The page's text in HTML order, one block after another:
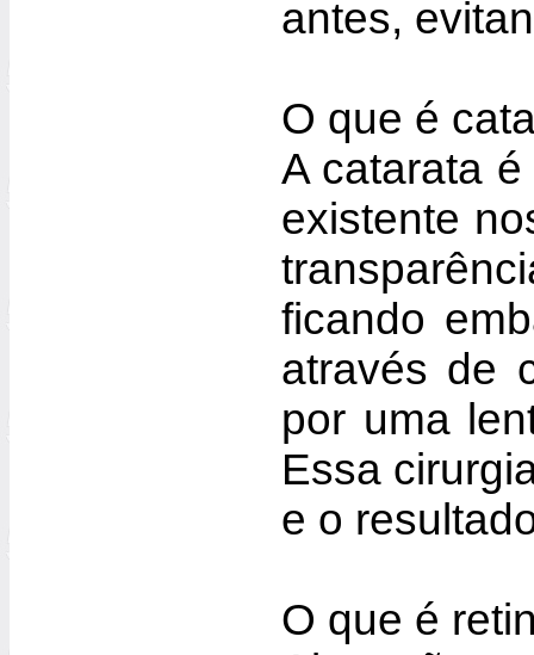
antes,
O que é
A catarata
existente
ficando
através de
por uma
Essa
e o
O que é